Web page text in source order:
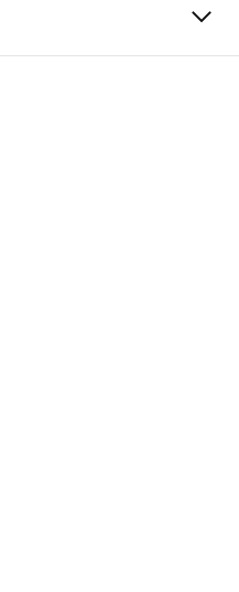
Kartáčovaná meď